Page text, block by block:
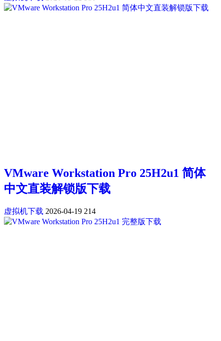
VMware Workstation Pro 25H2u1 简体
中文直装解锁版下载
虚拟机下载 2026-04-19 214